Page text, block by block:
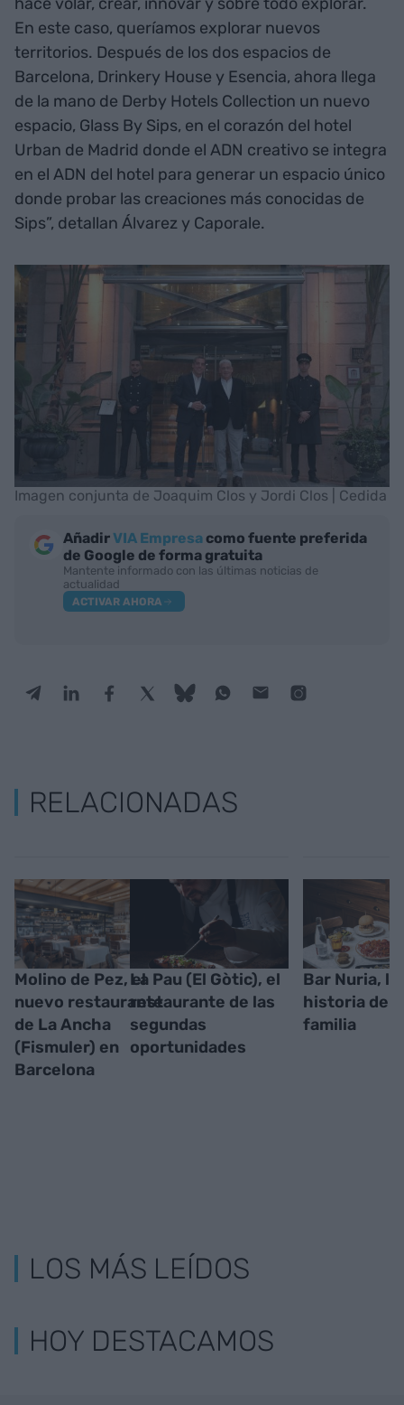
En este caso, queríamos explorar nuevos
territorios. Después de los dos espacios de
Barcelona, Drinkery House y Esencia, ahora llega
de la mano de Derby Hotels Collection un nuevo
espacio, Glass By Sips, en el corazón del hotel
Urban de Madrid donde el ADN creativo se integra
en el ADN del hotel para generar un espacio único
donde probar las creaciones más conocidas de
Sips”, detallan Álvarez y Caporale.
Imagen conjunta de Joaquim Clos y Jordi Clos | Cedida
AñadirVIA Empresa como fuente preferida
de Google de forma gratuita
Mantente informado con las últimas noticias de
actualidad
ACTIVAR AHORA
RELACIONADAS
Molino de Pez, el
nuevo restaurante
de La Ancha
(Fismuler) en
Barcelona
La Pau (El Gòtic), el
restaurante de las
segundas
oportunidades
Bar Nuria, la
historia de
familia
LOS MÁS LEÍDOS
HOY DESTACAMOS